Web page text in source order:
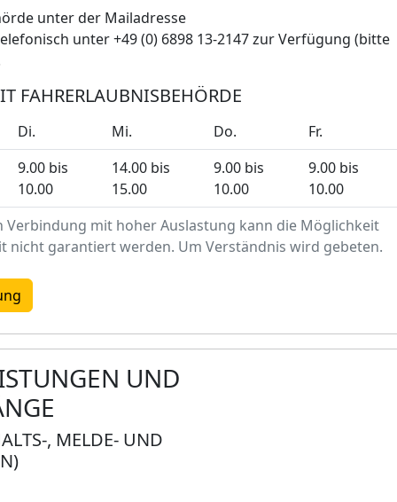
unter der Mailadresse
unter +49 (0) 6898 13-2147 zur Verfügung (bitte
FAHRERLAUBNISBEHÖRDE
Verbindung mit hoher Auslastung kann die Möglichkeit
nicht garantiert werden. Um Verständnis wird gebeten.
Di. Mi. Do.
Fr.
9.00 bis
10.00
14.00 bis
15.00
9.00 bis
10.00
9.00 bis
10.00
UND
, MELDE- UND